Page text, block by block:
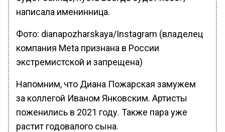
написала именинница.
Фото: dianapozharskaya/Instagram (владелец
компания Meta признана в России
экстремистской и запрещена)
Напомним, что Диана Пожарская замужем
за коллегой Иваном Янковским. Артисты
поженились в 2021 году. Также пара уже
растит годовалого сына.